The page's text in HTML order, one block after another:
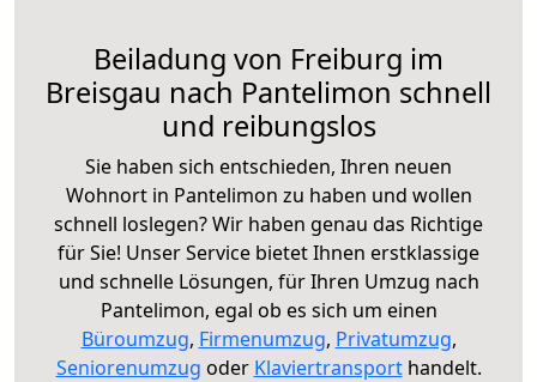
Beiladung von Freiburg im
Breisgau nach Pantelimon schnell
und reibungslos
Sie haben sich entschieden, Ihren neuen
Wohnort in Pantelimon zu haben und wollen
schnell loslegen? Wir haben genau das Richtige
für Sie! Unser Service bietet Ihnen erstklassige
und schnelle Lösungen, für Ihren Umzug nach
Pantelimon, egal ob es sich um einen
Büroumzug, Firmenumzug, Privatumzug,
Seniorenumzug oder Klaviertransporthandelt.